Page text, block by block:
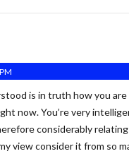
is in truth how you
now. You’re very
considerably
view consider it from so